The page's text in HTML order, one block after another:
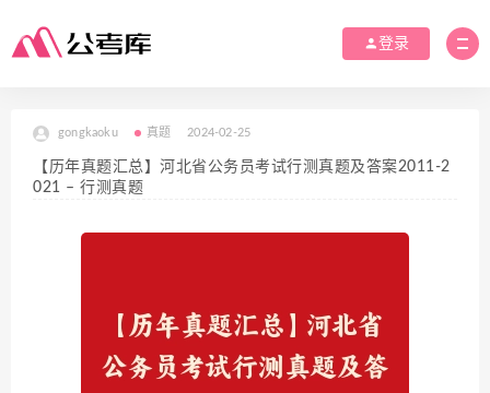
登录
gongkaoku 真题 2024-02-25
【历年真题汇总】河北省公务员考试行测真题及答案2011-2
021 – 行测真题